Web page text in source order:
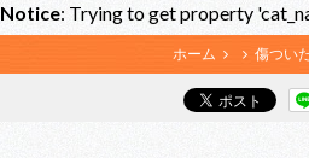
Notice: Trying to get property
ホーム 傷つい